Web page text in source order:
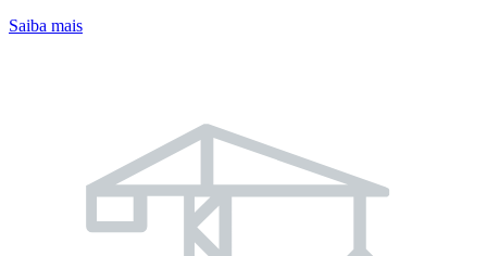
Saiba mais